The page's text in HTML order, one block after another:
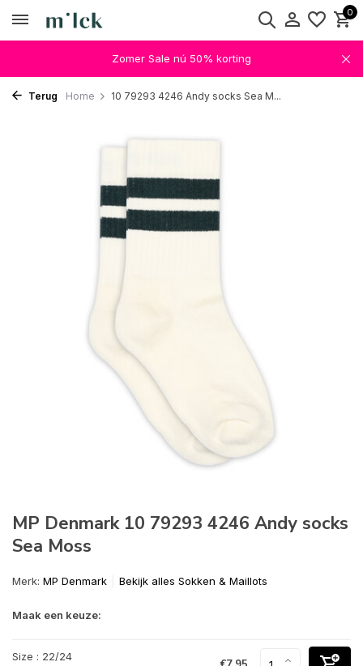
0
Zomer Sale nú 50% korting
Terug Home 10 79293 4246 Andy socks Sea M...
MP Denmark 10 79293 4246 Andy socks
Sea Moss
Merk: MP Denmark Bekijk alles Sokken & Maillots
Maak een keuze:
Size : 22/24